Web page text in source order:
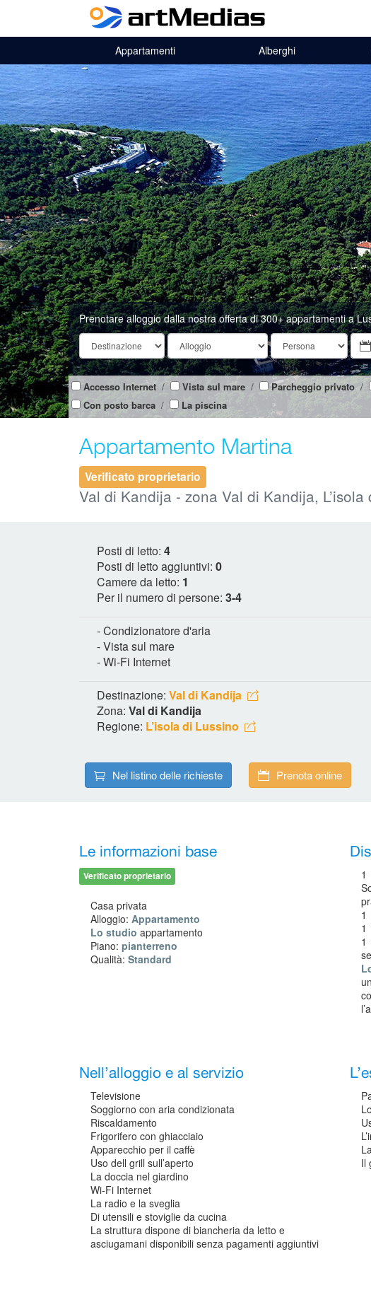
Appartamenti Alberghi
Prenotare alloggio dalla nostra offerta di 300+ appartamenti a
Accesso Internet/ Vista sul mare / Parcheggio privato/
Con posto barca / La piscina
Appartamento Martina
Verificato proprietario
Val di Kandija - zona Val di Kandija,
Posti di letto: 4
Posti di letto aggiuntivi: 0
Camere da letto: 1
Per il numero di persone: 3-4
- Condizionatore d'aria
- Vista sul mare
- Wi-Fi Internet
Destinazione: Val di Kandija
Zona: Val di Kandija
Regione: L’isola di Lussino
Nel listino delle richieste Prenota online
Le informazioni base
Verificato proprietario
Casa privata
Alloggio: Appartamento
Lo studio appartamento
Piano: pianterreno
Qualità: Standard
1
1
1
1
Nell’alloggio e al servizio
Televisione
Soggiorno con aria condizionata
Riscaldamento
Frigorifero con ghiacciaio
Apparecchio per il caffè
Uso dell grill sull’aperto
La doccia nel giardino
Wi-Fi Internet
La radio e la sveglia
Di utensili e stoviglie da cucina
La struttura dispone di biancheria da letto e
asciugamani disponibili senza pagamenti aggiuntivi
Il